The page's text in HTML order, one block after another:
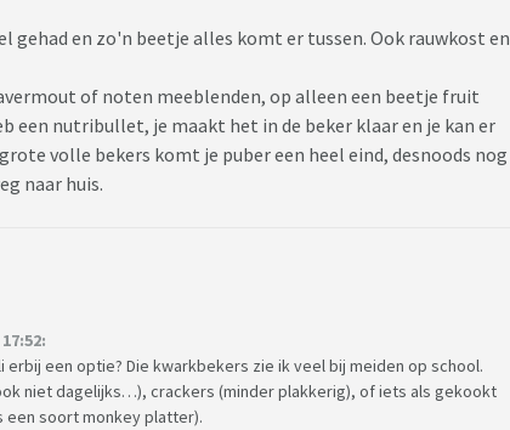
gehad en zo'n beetje alles komt er tussen. Ook rauwkost en
of noten meeblenden, op alleen een beetje fruit
een nutribullet, je maakt het in de beker klaar en je kan er
volle bekers komt je puber een heel eind, desnoods nog
naar huis.
een optie? Die kwarkbekers zie ik veel bij meiden op school.
niet dagelijks…), crackers (minder plakkerig), of iets als gekookt
een soort monkey platter).